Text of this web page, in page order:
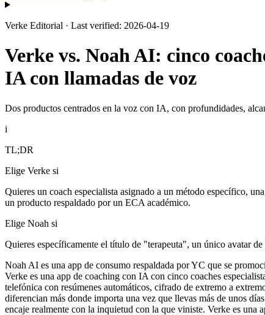
Verke Editorial · Last verified: 2026-04-19
Verke vs. Noah AI: cinco
IA con llamadas de voz
Dos productos centrados en la voz con IA, con profundidades,
i
TL;DR
Elige Verke si
Quieres un coach especialista asignado a un método específico,
un producto respaldado por un ECA académico.
Elige Noah si
Quieres específicamente el título de "terapeuta", un único avatar
Noah AI es una app de consumo respaldada por YC que se
Verke es una app de coaching con IA con cinco coaches
telefónica con resúmenes automáticos, cifrado de extremo a
diferencian más donde importa una vez que llevas más de unos
encaje realmente con la inquietud con la que viniste. Verke es una